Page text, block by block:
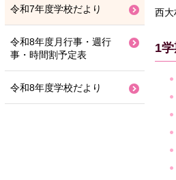
西大
1
令和7年度学校だより
令和8年度月行事・週行
事・時間割予定表
令和8年度学校だより